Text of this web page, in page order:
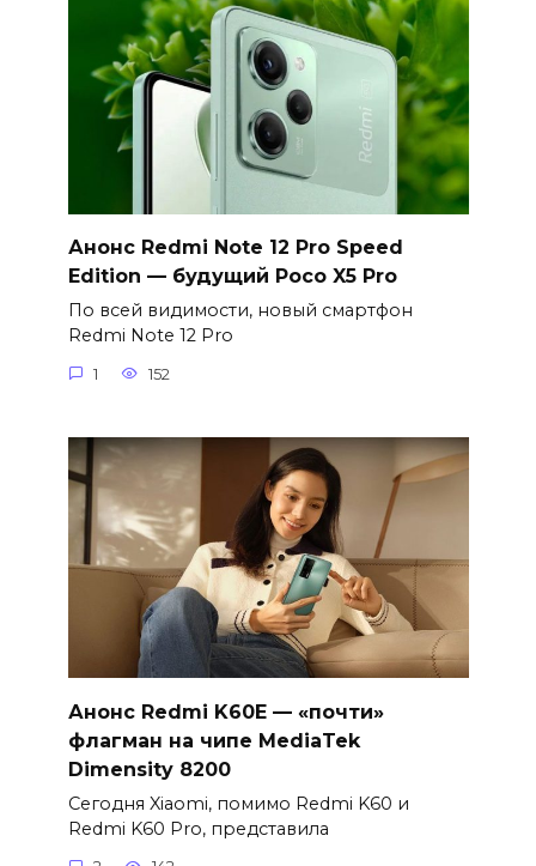
Анонс Redmi Note 12 Pro Speed
Edition — будущий Poco X5 Pro
По всей видимости, новый смартфон
Redmi Note 12 Pro
1 152
Анонс Redmi K60E — «почти»
флагман на чипе MediaTek
Dimensity 8200
Сегодня Xiaomi, помимо Redmi K60 и
Redmi K60 Pro, представила